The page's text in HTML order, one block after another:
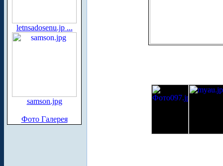
letnsadosenu.jp ...
samson.jpg
Фото Галерея